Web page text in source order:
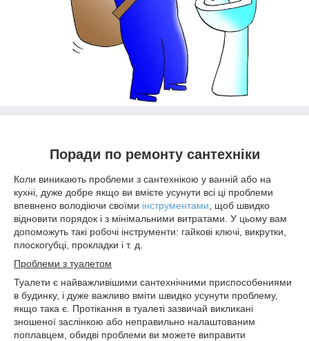
Поради по ремонту сантехніки
Коли виникають проблеми з сантехнікою у ванній або на
кухні, дуже добре якщо ви вмієте усунути всі ці проблеми
впевнено володіючи своїми інструментами , щоб швидко
відновити порядок і з мінімальними витратами. У цьому вам
допоможуть такі робочі інструменти: гайкові ключі, викрутки,
плоскогубці, прокладки і т. д.
Проблеми з туалетом
Туалети є найважливішими сантехнічними приспособениями
в будинку, і дуже важливо вміти швидко усунути проблему,
якщо така є. Протікання в туалеті зазвичай викликані
зношеної заслінкою або неправильно налаштованим
поплавцем, обидві проблеми ви можете виправити